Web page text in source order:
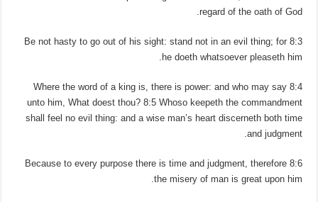
regard of the oath of God.
8:3 Be not hasty to go out of his sight: stand not in an evil thing; for
he doeth whatsoever pleaseth him.
8:4 Where the word of a king is, there is power: and who may say
unto him, What doest thou? 8:5 Whoso keepeth the commandment
shall feel no evil thing: and a wise man’s heart discerneth both time
and judgment.
8:6 Because to every purpose there is time and judgment, therefore
the misery of man is great upon him.